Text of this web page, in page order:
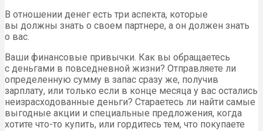
В отношении денег есть три аспекта, которые
вы должны знать о своем партнере, а он должен знать
о вас.
Ваши финансовые привычки. Как вы обращаетесь
с деньгами в повседневной жизни? Отправляете ли
определенную сумму в запас сразу же, получив
зарплату, или только если в конце месяца у вас остались
неизрасходованные деньги? Стараетесь ли найти самые
выгодные акции и специальные предложения, когда
хотите что-то купить, или гордитесь тем, что покупаете